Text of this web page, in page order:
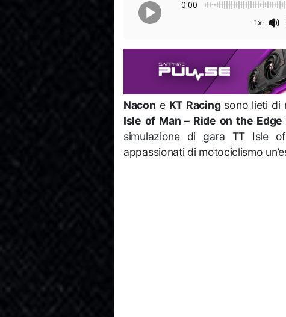
0:00
1x
Nacon e KT Racing sono lieti di
Isle of Man – Ride on the Edge
simulazione di gara TT Isle
appassionati di motociclismo